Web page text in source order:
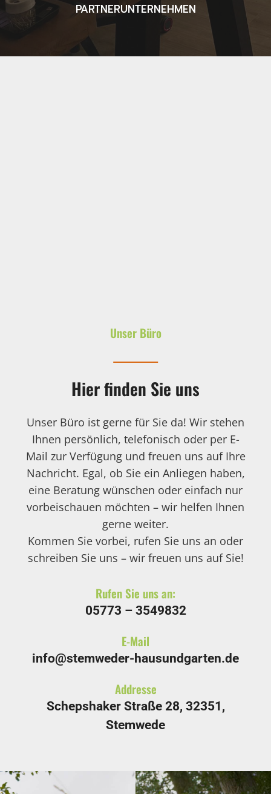
PARTNERUNTERNEHMEN
Unser Büro
Hier finden Sie uns
Unser Büro ist gerne für Sie da! Wir stehen
Ihnen persönlich, telefonisch oder per E-
Mail zur Verfügung und freuen uns auf Ihre
Nachricht. Egal, ob Sie ein Anliegen haben,
eine Beratung wünschen oder einfach nur
vorbeischauen möchten – wir helfen Ihnen
gerne weiter.
Kommen Sie vorbei, rufen Sie uns an oder
schreiben Sie uns – wir freuen uns auf Sie!
Rufen Sie uns an:
05773 – 3549832
E-Mail
info@stemweder-hausundgarten.de
Addresse
Schepshaker Straße 28, 32351,
Stemwede